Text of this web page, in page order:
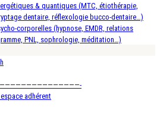
& quantiques (MTC, étiothérapie,
dentaire, réflexologie bucco-dentaire…)
corporelles (hypnose, EMDR, relations
PNL, sophrologie, méditation…)
adhérent